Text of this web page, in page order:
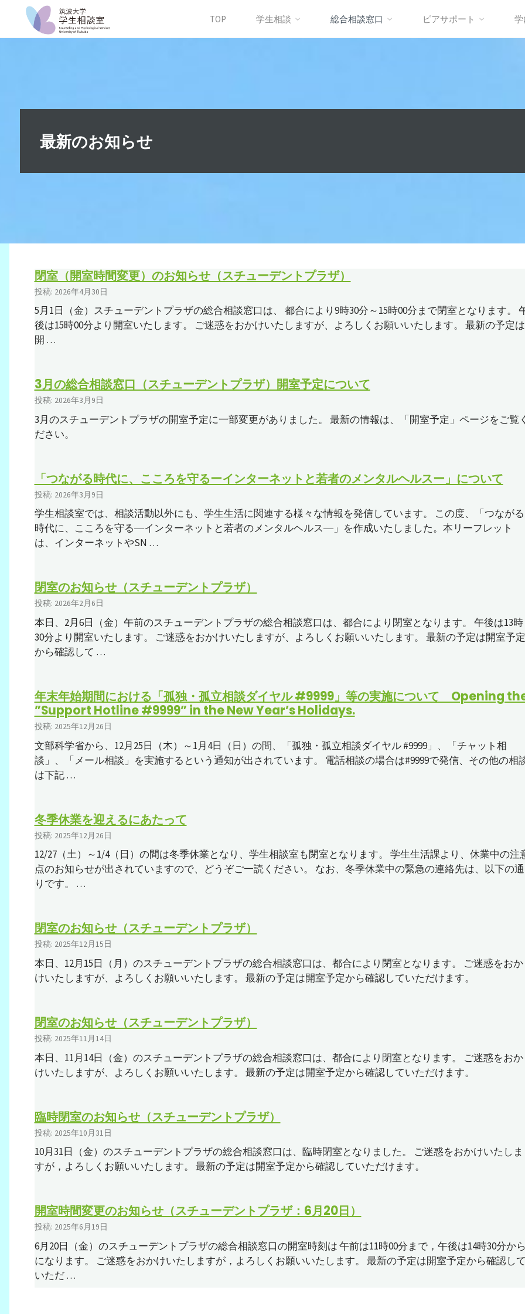
生
談
TOP 学生相談 総合相談窓口 ピアサポート
最新のお知らせ
閉室（開室時間変更）のお知らせ（スチューデントプラザ）
投稿: 2026年4月30日
5月1日（金）スチューデントプラザの総合相談窓口は、 都合により9時30分～15時00分まで閉室となります。
後は15時00分より開室いたします。 ご迷惑をおかけいたしますが、よろしくお願いいたします。 最新の予定は
開 …
3月の総合相談窓口（スチューデントプラザ）開室予定について
投稿: 2026年3月9日
3月のスチューデントプラザの開室予定に一部変更がありました。 最新の情報は、「開室予定」ページをご覧
ださい。
「つながる時代に、こころを守るーインターネットと若者のメンタルヘルスー」について
投稿: 2026年3月9日
学生相談室では、相談活動以外にも、学生生活に関連する様々な情報を発信しています。 この度、「つながる
時代に、こころを守る―インターネットと若者のメンタルヘルス―」を作成いたしました。本リーフレット
は、インターネットやSN …
閉室のお知らせ（スチューデントプラザ）
投稿: 2026年2月6日
本日、2月6日（金）午前のスチューデントプラザの総合相談窓口は、都合により閉室となります。 午後は13時
30分より開室いたします。 ご迷惑をおかけいたしますが、よろしくお願いいたします。 最新の予定は開室予定
から確認して …
年末年始期間における「孤独・孤立相談ダイヤル #9999」等の実施について Opening
”Support Hotline #9999” in the New Year’s Holidays.
投稿: 2025年12月26日
文部科学省から、12月25日（木）～1月4日（日）の間、「孤独・孤立相談ダイヤル #9999」、「チャット相
談」、「メール相談」を実施するという通知が出されています。 電話相談の場合は#9999で発信、その他の相
は下記 …
冬季休業を迎えるにあたって
投稿: 2025年12月26日
12/27（土）～1/4（日）の間は冬季休業となり、学生相談室も閉室となります。 学生生活課より、休業中の注
点のお知らせが出されていますので、どうぞご一読ください。 なお、冬季休業中の緊急の連絡先は、以下の通
りです。 …
閉室のお知らせ（スチューデントプラザ）
投稿: 2025年12月15日
本日、12月15日（月）のスチューデントプラザの総合相談窓口は、都合により閉室となります。 ご迷惑をおか
けいたしますが、よろしくお願いいたします。 最新の予定は開室予定から確認していただけます。
閉室のお知らせ（スチューデントプラザ）
投稿: 2025年11月14日
本日、11月14日（金）のスチューデントプラザの総合相談窓口は、都合により閉室となります。 ご迷惑をおか
けいたしますが、よろしくお願いいたします。 最新の予定は開室予定から確認していただけます。
臨時閉室のお知らせ（スチューデントプラザ）
投稿: 2025年10月31日
10月31日（金）のスチューデントプラザの総合相談窓口は、臨時閉室となりました。 ご迷惑をおかけいたしま
すが，よろしくお願いいたします。 最新の予定は開室予定から確認していただけます。
開室時間変更のお知らせ（スチューデントプラザ：6月20日）
投稿: 2025年6月19日
6月20日（金）のスチューデントプラザの総合相談窓口の開室時刻は 午前は11時00分まで，午後は14時30分か
になります。 ご迷惑をおかけいたしますが，よろしくお願いいたします。 最新の予定は開室予定から確認し
いただ …